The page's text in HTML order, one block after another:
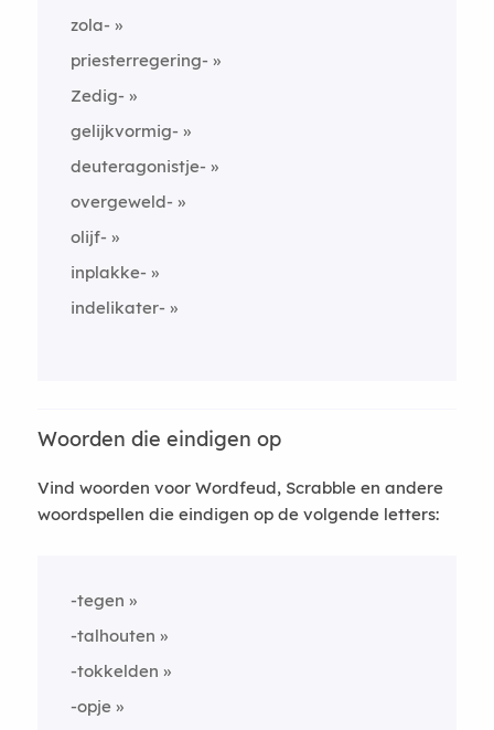
zola-
priesterregering-
Zedig-
gelijkvormig-
deuteragonistje-
overgeweld-
olijf-
inplakke-
indelikater-
Woorden die eindigen op
Vind woorden voor Wordfeud, Scrabble en andere
woordspellen die eindigen op de volgende letters:
-tegen
-talhouten
-tokkelden
-opje